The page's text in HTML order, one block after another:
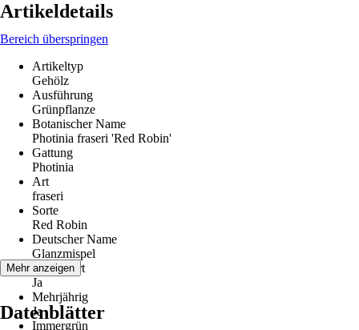
Artikeldetails
Bereich überspringen
Artikeltyp
Gehölz
Ausführung
Grünpflanze
Botanischer Name
Photinia fraseri 'Red Robin'
Gattung
Photinia
Art
fraseri
Sorte
Red Robin
Deutscher Name
Glanzmispel
Winterhart
Ja
Mehrjährig
Ja
Immergrün
Mehr anzeigen
Datenblätter